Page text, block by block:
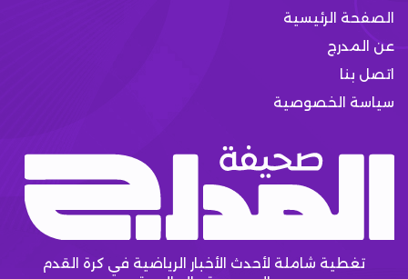
الصفحة الرئيسية
عن المدرج
اتصل بنا
سياسة الخصوصية
تغطية شاملة لأحدث الأخبار الرياضية في كرة القدم